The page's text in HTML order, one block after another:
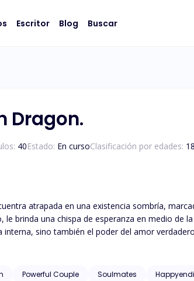
Escritor Blog Buscar
Dragon.
40Estado: En cursoClasificación por edades: 18
atrapada en una existencia sombría,
brinda una chispa de esperanza en medio de
sino también el poder del amor
en el campo de batalla, y el amor que estos
Esta es una historia de lucha y de amor que
Powerful Couple Soulmates